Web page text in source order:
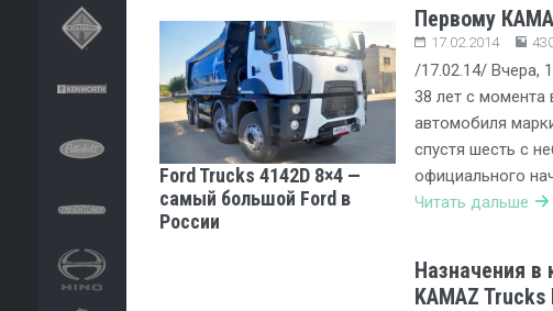
Ford Trucks 4142D 8×4 —
самый большой Ford в
России
Первому
17.02.2014
/17.02.14/ Вчера,
38 лет с момента
автомобиля
спустя шесть с
официального
Читать дальше
Назначения в
KAMAZ Trucks